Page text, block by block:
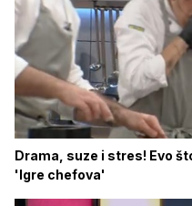
Drama, suze i stres! Evo
'Igre chefova'